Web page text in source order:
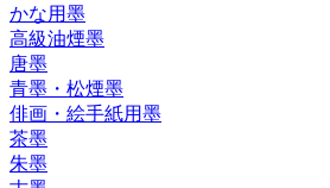
かな用墨
高級油煙墨
唐墨
青墨・松煙墨
俳画・絵手紙用墨
茶墨
朱墨